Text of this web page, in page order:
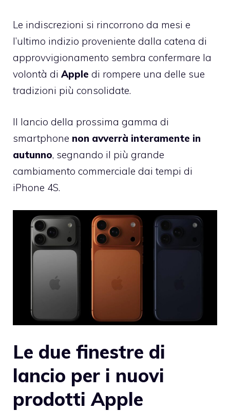
Le indiscrezioni si rincorrono da mesi e
l’ultimo indizio proveniente dalla catena di
approvvigionamento sembra confermare la
volontà di Apple di rompere una delle sue
tradizioni più consolidate.
Il lancio della prossima gamma di
smartphone non avverrà interamente in
autunno, segnando il più grande
cambiamento commerciale dai tempi di
iPhone 4S.
Le due finestre di
lancio per i nuovi
prodotti Apple